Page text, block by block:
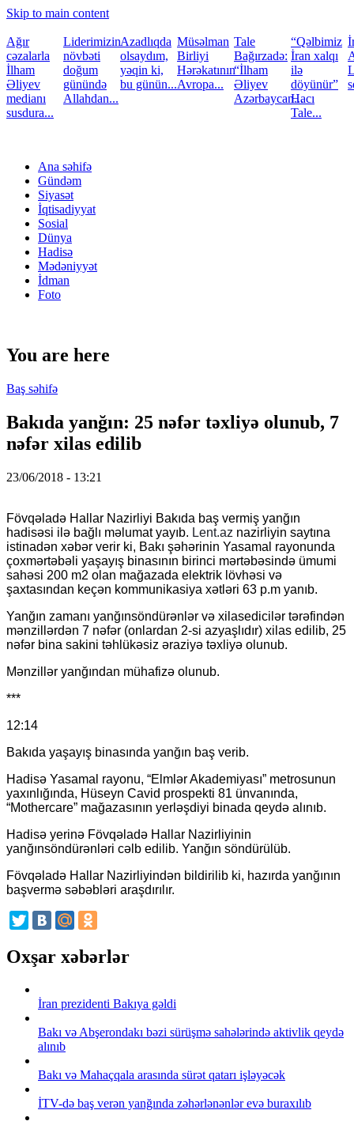
Skip to main content
Ağır
cəzalarla
İlham
Əliyev
medianı
susdura...
Liderimizin
növbəti
doğum
günündə
Allahdan...
Azadlıqda
olsaydım,
yəqin ki,
bu günün...
Müsəlman
Birliyi
Hərəkatının
Avropa...
Tale
Bağırzadə:
“İlham
Əliyev
Azərbaycan...
“Qəlbimiz
İran xalqı
ilə
döyünür”
Hacı
Tale...
Ana səhifə
Gündəm
Siyasət
İqtisadiyyat
Sosial
Dünya
Hadisə
Mədəniyyət
İdman
Foto
You are here
Baş səhifə
Bakıda yanğın: 25 nəfər təxliyə olunub, 7
nəfər xilas edilib
23/06/2018 - 13:21
Fövqəladə Hallar Nazirliyi Bakıda baş vermiş yanğın
hadisəsi ilə bağlı məlumat yayıb. Lent.az nazirliyin saytına
istinadən xəbər verir ki, Bakı şəhərinin Yasamal rayonunda
çoxmərtəbəli yaşayış binasının birinci mərtəbəsində ümumi
sahəsi 200 m2 olan mağazada elektrik lövhəsi və
şaxtasından keçən kommunikasiya xətləri 63 p.m yanıb.
Yanğın zamanı yanğınsöndürənlər və xilasedicilər tərəfindən
mənzillərdən 7 nəfər (onlardan 2-si azyaşlıdır) xilas edilib, 25
nəfər bina sakini təhlükəsiz əraziyə təxliyə olunub.
Mənzillər yanğından mühafizə olunub.
***
12:14
Bakıda yaşayış binasında yanğın baş verib.
Hadisə Yasamal rayonu, “Elmlər Akademiyası” metrosunun
yaxınlığında, Hüseyn Cavid prospekti 81 ünvanında,
“Mothercare” mağazasının yerləşdiyi binada qeydə alınıb.
Hadisə yerinə Fövqəladə Hallar Nazirliyinin
yanğınsöndürənləri cəlb edilib. Yanğın söndürülüb.
Fövqəladə Hallar Nazirliyindən bildirilib ki, hazırda yanğının
başvermə səbəbləri araşdırılır.
Oxşar xəbərlər
İran prezidenti Bakıya gəldi
Bakı və Abşerondakı bəzi sürüşmə sahələrində aktivlik qeydə
alınıb
Bakı və Mahaçqala arasında sürət qatarı işləyəcək
İTV-də baş verən yanğında zəhərlənənlər evə buraxılıb